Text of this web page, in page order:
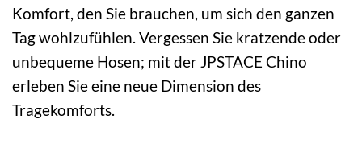
Komfort, den Sie brauchen, um sich den ganzen
Tag wohlzufühlen. Vergessen Sie kratzende oder
unbequeme Hosen; mit der JPSTACE Chino
erleben Sie eine neue Dimension des
Tragekomforts.